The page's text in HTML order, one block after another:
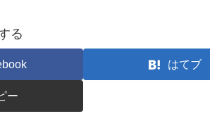
る
はてブ
ー